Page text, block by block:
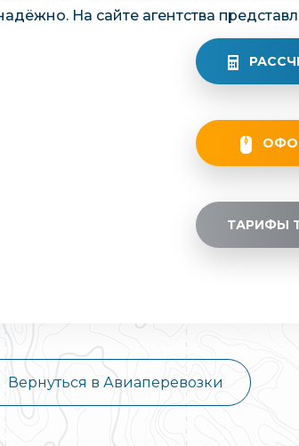
На сайте агентства
ТАРИФЫ
Вернуться в Авиаперевозки